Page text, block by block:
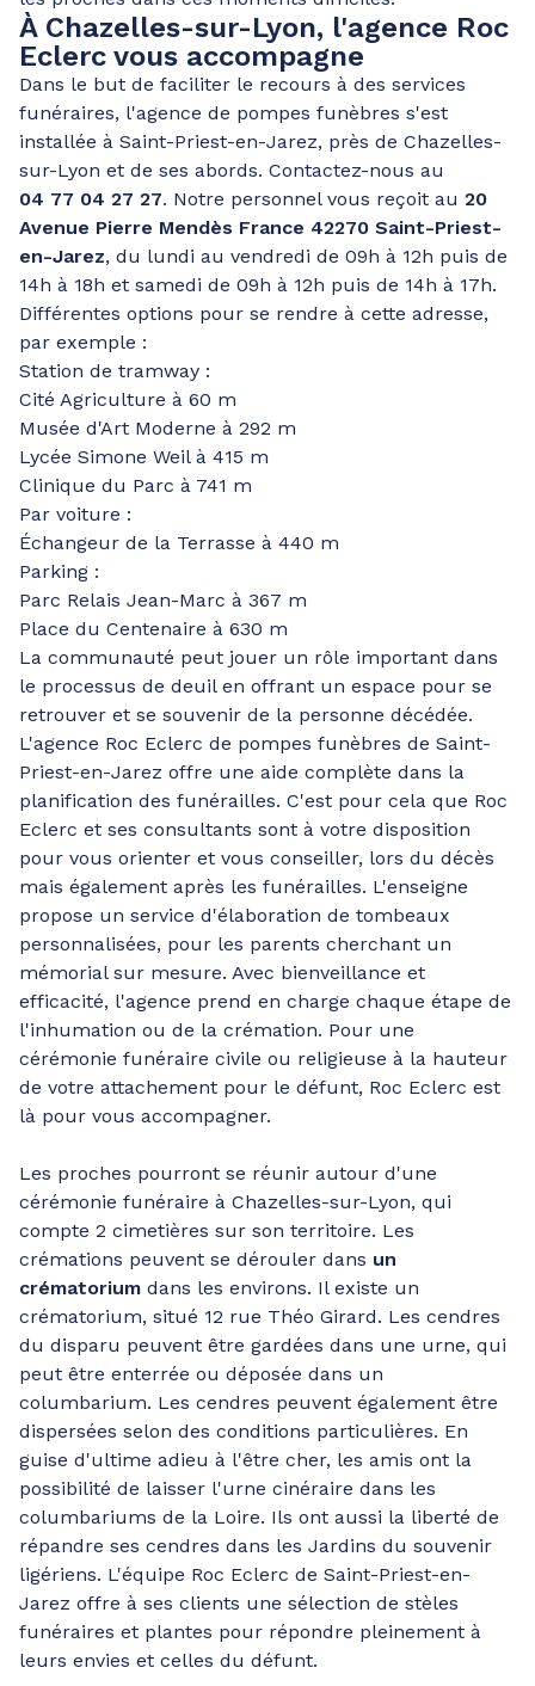
À Chazelles-sur-Lyon, l'agence Roc
Eclerc vous accompagne
Dans le but de faciliter le recours à des services
funéraires, l'agence de pompes funèbres s'est
installée à Saint-Priest-en-Jarez, près de Chazelles-
sur-Lyon et de ses abords. Contactez-nous au
04 77 04 27 27. Notre personnel vous reçoit au 20
Avenue Pierre Mendès France 42270 Saint-Priest-
en-Jarez, du lundi au vendredi de 09h à 12h puis de
14h à 18h et samedi de 09h à 12h puis de 14h à 17h.
Différentes options pour se rendre à cette adresse,
par exemple :
Station de tramway :
Cité Agriculture à 60 m
Musée d'Art Moderne à 292 m
Lycée Simone Weil à 415 m
Clinique du Parc à 741 m
Par voiture :
Échangeur de la Terrasse à 440 m
Parking :
Parc Relais Jean-Marc à 367 m
Place du Centenaire à 630 m
La communauté peut jouer un rôle important dans
le processus de deuil en offrant un espace pour se
retrouver et se souvenir de la personne décédée.
L'agence Roc Eclerc de pompes funèbres de Saint-
Priest-en-Jarez offre une aide complète dans la
planification des funérailles. C'est pour cela que Roc
Eclerc et ses consultants sont à votre disposition
pour vous orienter et vous conseiller, lors du décès
mais également après les funérailles. L'enseigne
propose un service d'élaboration de tombeaux
personnalisées, pour les parents cherchant un
mémorial sur mesure. Avec bienveillance et
efficacité, l'agence prend en charge chaque étape de
l'inhumation ou de la crémation. Pour une
cérémonie funéraire civile ou religieuse à la hauteur
de votre attachement pour le défunt, Roc Eclerc est
là pour vous accompagner.
Les proches pourront se réunir autour d'une
cérémonie funéraire à Chazelles-sur-Lyon, qui
compte 2 cimetières sur son territoire. Les
crémations peuvent se dérouler dans un
crématorium dans les environs. Il existe un
crématorium, situé 12 rue Théo Girard. Les cendres
du disparu peuvent être gardées dans une urne, qui
peut être enterrée ou déposée dans un
columbarium. Les cendres peuvent également être
dispersées selon des conditions particulières. En
guise d'ultime adieu à l'être cher, les amis ont la
possibilité de laisser l'urne cinéraire dans les
columbariums de la Loire. Ils ont aussi la liberté de
répandre ses cendres dans les Jardins du souvenir
ligériens. L'équipe Roc Eclerc de Saint-Priest-en-
Jarez offre à ses clients une sélection de stèles
funéraires et plantes pour répondre pleinement à
leurs envies et celles du défunt.